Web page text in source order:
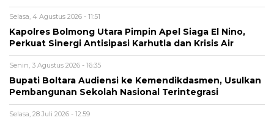
Selasa, 4 Agustus 2026 - 11:51
Kapolres Bolmong Utara Pimpin Apel Siaga El Nino,
Perkuat Sinergi Antisipasi Karhutla dan Krisis Air
Senin, 3 Agustus 2026 - 16:35
Bupati Boltara Audiensi ke Kemendikdasmen, Usulkan
Pembangunan Sekolah Nasional Terintegrasi
Selasa, 28 Juli 2026 - 12:59